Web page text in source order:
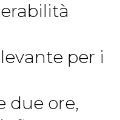
per i
due ore,